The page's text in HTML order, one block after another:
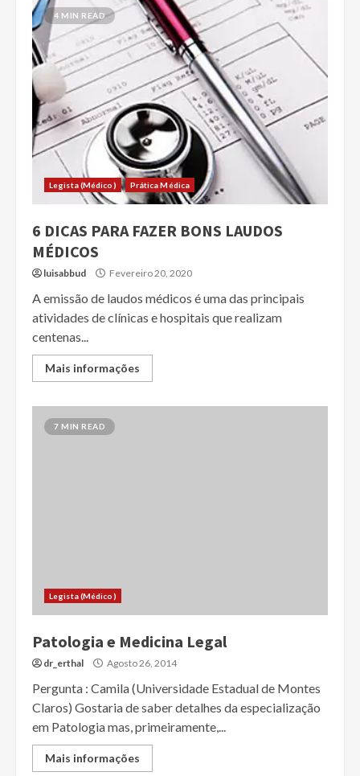
4 MIN READ
Legista (Médico) Prática Médica
6 DICAS PARA FAZER BONS LAUDOS
MÉDICOS
luisabbud Fevereiro 20, 2020
A emissão de laudos médicos é uma das principais
atividades de clínicas e hospitais que realizam
centenas...
Mais informações
7 MIN READ
Legista (Médico)
Patologia e Medicina Legal
dr_erthal Agosto 26, 2014
Pergunta : Camila (Universidade Estadual de Montes
Claros) Gostaria de saber detalhes da especialização
em Patologia mas, primeiramente,...
Mais informações